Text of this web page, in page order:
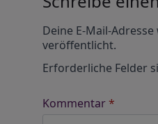
Deine E-Mail-
veröffentlicht.
Erforderliche Felder
Kommentar*